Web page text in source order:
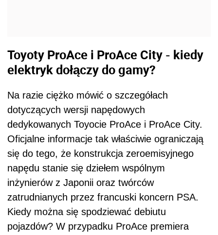
zatrudnianych przez francuski koncern PSA.
Kiedy można się spodziewać debiutu
pojazdów? W przypadku ProAce premiera
została zapowiedziana na rok 2020. ProAce
City zostanie pokazane światu
prawdopodobnie w roku 2021.
Ekspansja i elektryfikacja pojazdów
użytkowych oferowanych przez Toyota Motor
Europe będzie wspierana przez nową markę,
Toyota Professional. To potwierdza
zaangażowanie Toyoty na rzecz
powiększającej się grupy klientów pojazdów